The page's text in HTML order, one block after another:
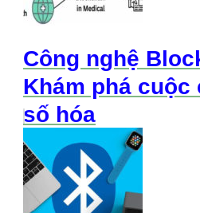
Công nghệ
Khám phá cuộc
số hóa